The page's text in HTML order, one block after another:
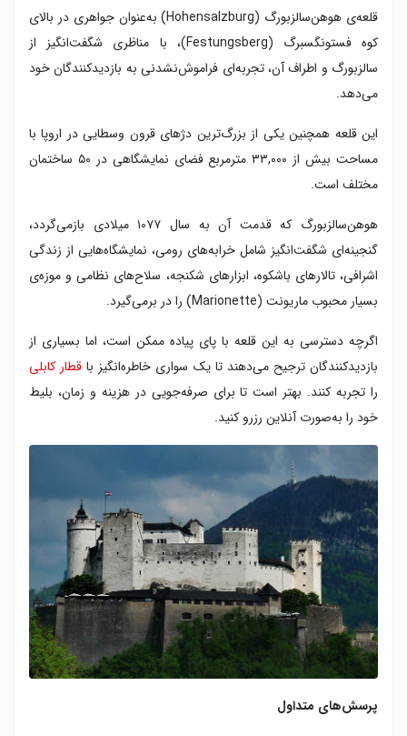
قلعه‌ی هوهن‌سالزبورگ (Hohensalzburg) به‌عنوان جواهری در بالای
کوه فستونگسبرگ (Festungsberg)، با مناظری شگفت‌انگیز از
سالزبورگ و اطراف آن، تجربه‌ای فراموش‌نشدنی به بازدیدکنندگان خود
می‌دهد.
این قلعه همچنین یکی از بزرگ‌ترین دژهای قرون وسطایی در اروپا با
مساحت بیش از ۳۳,۰۰۰ مترمربع فضای نمایشگاهی در ۵۰ ساختمان
مختلف است.
هوهن‌سالزبورگ که قدمت آن به سال ۱۰۷۷ میلادی بازمی‌گردد،
گنجینه‌ای شگفت‌انگیز شامل خرابه‌های رومی، نمایشگاه‌هایی از زندگی
اشرافی، تالارهای باشکوه، ابزارهای شکنجه، سلاح‌های نظامی و موزه‌ی
بسیار محبوب ماریونت (Marionette) را در برمی‌گیرد.
اگرچه دسترسی به این قلعه با پای پیاده ممکن است، اما بسیاری از
بازدیدکنندگان ترجیح می‌دهند تا یک سواری خاطره‌انگیز با قطار کابلی
را تجربه کنند. بهتر است تا برای صرفه‌جویی در هزینه و زمان، بلیط
خود را به‌صورت آنلاین رزرو کنید.
پرسش‌های متداول